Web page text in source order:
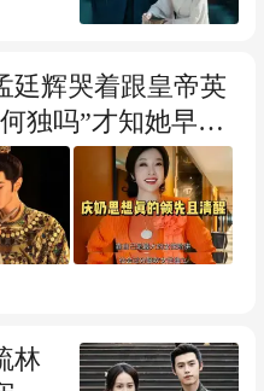
廷辉哭着跟皇帝英
独吗”才知她早已
伪大女主的怪圈
林